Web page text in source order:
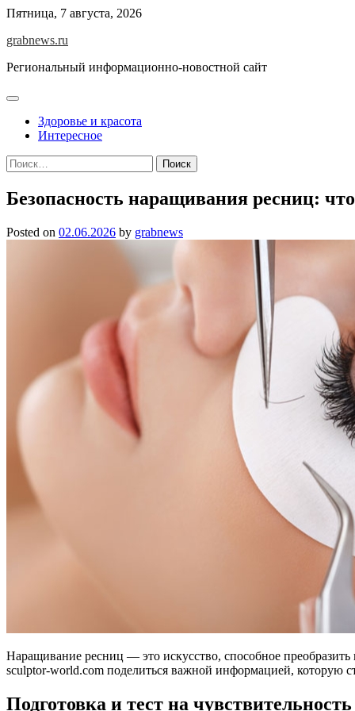
Skip
content
Пятница, 7 августа, 2026
grabnews.ru
Региональный информационно-новостной сайт
Здоровье и красота
Интересное
Найти:
Безопасность наращивания ресниц:
Posted on 02.06.2026 by grabnews
Наращивание ресниц — это искусство, способное
sculptor-world.com поделиться важной информацией, которую
Подготовка и тест на чувствительность